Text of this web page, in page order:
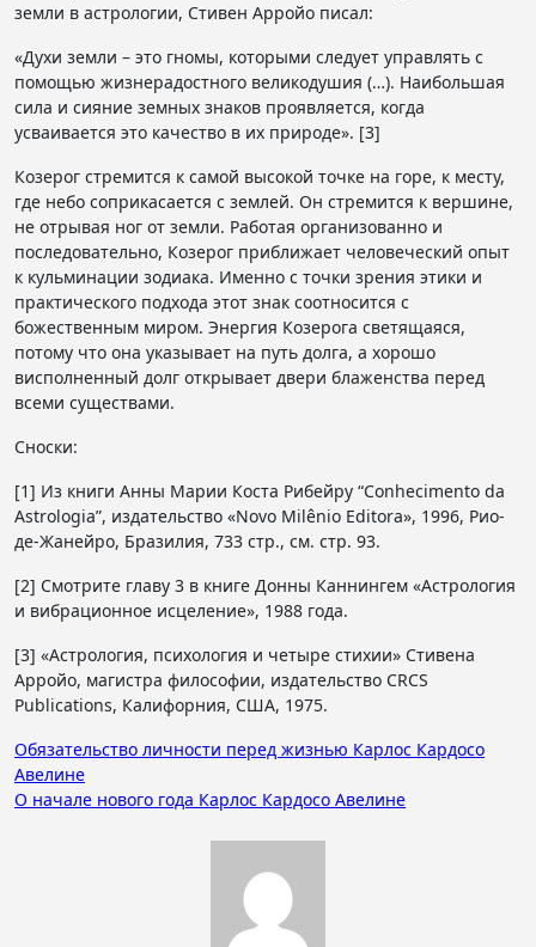
земли в астрологии, Стивен Арройо писал:
«Духи земли – это гномы, которыми следует управлять с
помощью жизнерадостного великодушия (…). Наибольшая
сила и сияние земных знаков проявляется, когда
усваивается это качество в их природе». [3]
Козерог стремится к самой высокой точке на горе, к месту,
где небо соприкасается с землей. Он стремится к вершине,
не отрывая ног от земли. Работая организованно и
последовательно, Козерог приближает человеческий опыт
к кульминации зодиака. Именно с точки зрения этики и
практического подхода этот знак соотносится с
божественным миром. Энергия Козерога светящаяся,
потому что она указывает на путь долга, а хорошо
висполненный долг открывает двери блаженства перед
всеми существами.
Сноски:
[1] Из книги Анны Марии Коста Рибейру “Conhecimento da
Astrologia”, издательство «Novo Milênio Editora», 1996, Рио-
де-Жанейро, Бразилия, 733 стр., см. стр. 93.
[2] Смотрите главу 3 в книге Донны Каннингем «Астрология
и вибрационное исцеление», 1988 года.
[3] «Астрология, психология и четыре стихии» Стивена
Арройо, магистра философии, издательство CRCS
Publications, Калифорния, США, 1975.
Навигация
по
Обязательство личности перед жизнью Карлос Кардосо
Авелине
О начале нового года Карлос Кардосо Авелине